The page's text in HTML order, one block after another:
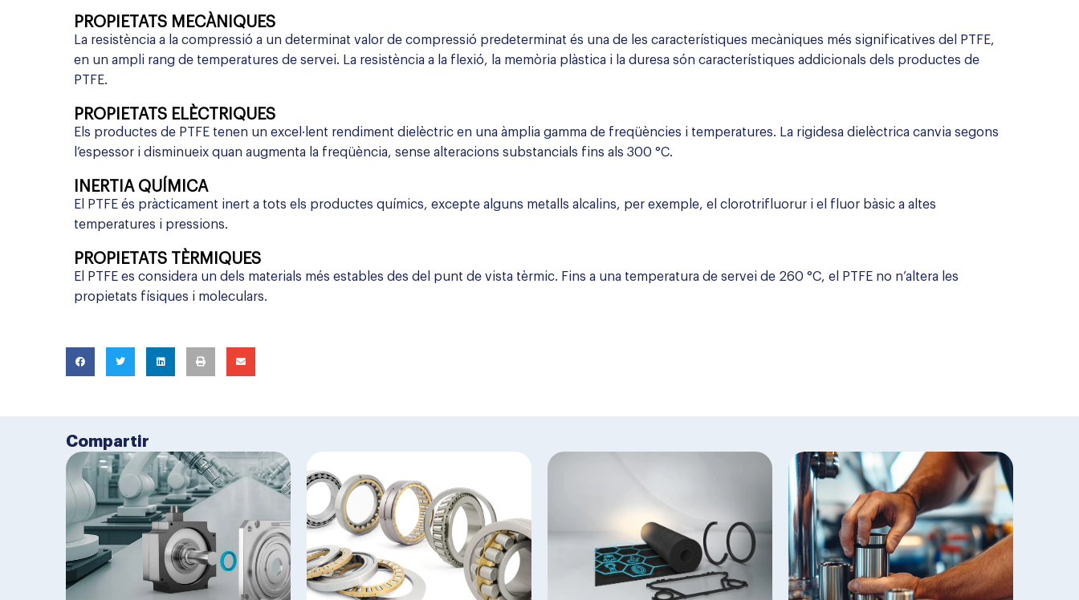
PROPIETATS MECÀNIQUES
La resistència a la compressió a un determinat valor de compressió predeterminat és una de les característiques mecàniques més significatives del PTFE,
en un ampli rang de temperatures de servei. La resistència a la flexió, la memòria plàstica i la duresa són característiques addicionals dels productes de
PTFE.
PROPIETATS ELÈCTRIQUES
Els productes de PTFE tenen un excel·lent rendiment dielèctric en una àmplia gamma de freqüències i temperatures. La rigidesa dielèctrica canvia segons
l’espessor i disminueix quan augmenta la freqüència, sense alteracions substancials fins als 300 °C.
INERTIA QUÍMICA
El PTFE és pràcticament inert a tots els productes químics, excepte alguns metalls alcalins, per exemple, el clorotrifluorur i el fluor bàsic a altes
temperatures i pressions.
PROPIETATS TÈRMIQUES
El PTFE es considera un dels materials més estables des del punt de vista tèrmic. Fins a una temperatura de servei de 260 °C, el PTFE no n’altera les
propietats físiques i moleculars.
Compartir